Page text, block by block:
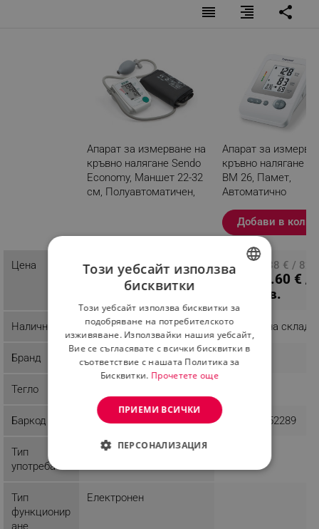
reorder format_align_right share
Апарат за измерване на
кръвно налягане Sendo
Economy, Маншет 22-32
см, Полуавтоматичен,
продукт
Апарат за
кръвно налягане
BM 26, Памет,
Автоматично
аритмия, Бял
Добави в
Цена 45.96 € / 89.89 лв.
ПЦД: 42.38 € /
29.60 € /
57.89 лв.
Наличност Последни бройки Налично на склад
Бранд Sendo Beurer
Тегло
Баркод 3800225500036 4211125652289
Тип
употреба
Домашна
Тип
функционир
ане
Електронен
Този уебсайт използва
бисквитки
Този уебсайт използва бисквитки за
подобряване на потребителското
изживяване. Използвайки нашия уебсайт,
Вие се съгласявате с всички бисквитки в
съответствие с нашата Политика за
Бисквитки. Прочетете още
ПРИЕМИ ВСИЧКИ
ПЕРСОНАЛИЗАЦИЯ
СТРОГО НЕОБХОДИМО
ЕФЕКТИВНОСТ